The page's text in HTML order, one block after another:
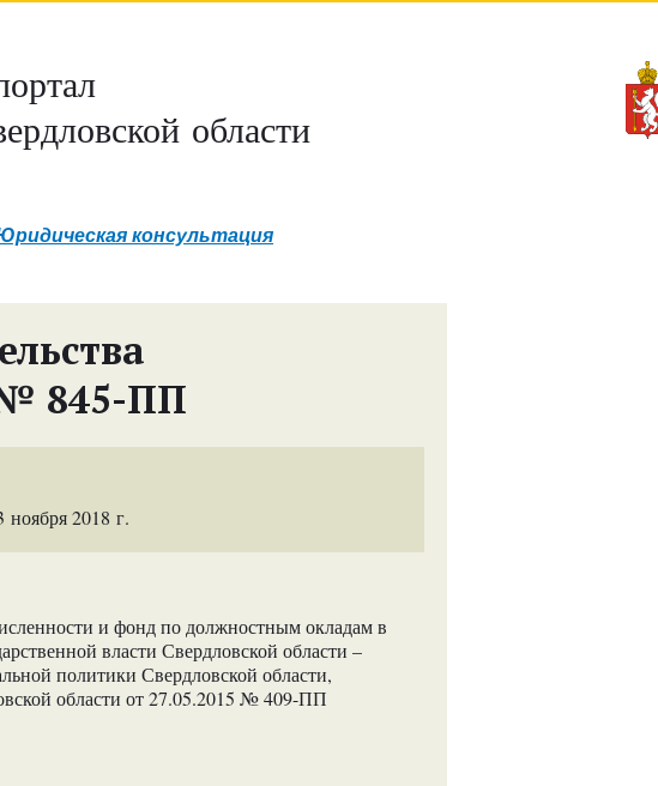
области
консультация
№ 845-ПП
2018 г.
и фонд по должностным окладам в
власти Свердловской области –
политики Свердловской области,
области от 27.05.2015 № 409-ПП